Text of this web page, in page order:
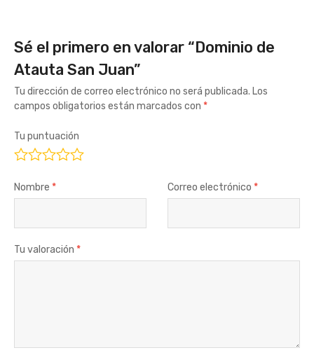
Sé el primero en valorar “Dominio de
Atauta San Juan”
Tu dirección de correo electrónico no será publicada. Los
campos obligatorios están marcados con *
Tu puntuación
Tu valoración *
Nombre * Correo electrónico *